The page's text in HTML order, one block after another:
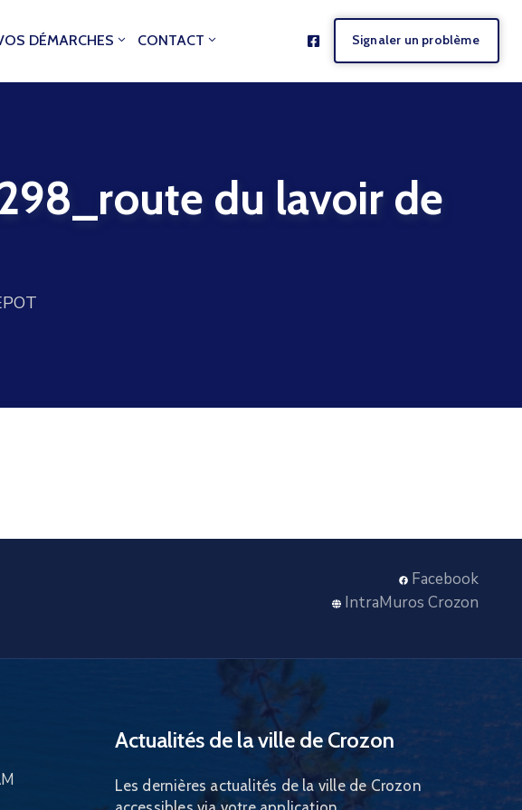
DÉMARCHES CONTACT Signaler un problème
du lavoir de
Facebook
IntraMuros Crozon
Actualités de la ville de Crozon
Les dernières actualités de la ville de Crozon